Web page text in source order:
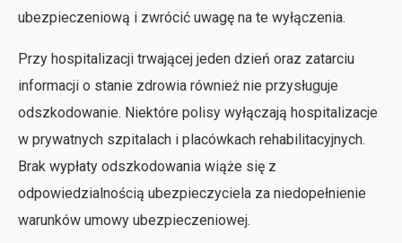
ubezpieczeniową i zwrócić uwagę na te wyłączenia.
Przy hospitalizacji trwającej jeden dzień oraz zatarciu
informacji o stanie zdrowia również nie przysługuje
odszkodowanie. Niektóre polisy wyłączają hospitalizacje
w prywatnych szpitalach i placówkach rehabilitacyjnych.
Brak wypłaty odszkodowania wiąże się z
odpowiedzialnością ubezpieczyciela za niedopełnienie
warunków umowy ubezpieczeniowej.